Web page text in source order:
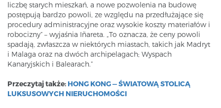
liczbę starych mieszkań, a nowe pozwolenia na budowę
postępują bardzo powoli, ze względu na przedłużające się
procedury administracyjne oraz wysokie koszty materiałów i
robocizny” – wyjaśnia Iñareta. „To oznacza, że ​​ceny powoli
spadają, zwłaszcza w niektórych miastach, takich jak Madryt
i Malaga oraz na dwóch archipelagach; Wyspach
Kanaryjskich i Balearach.”
Przeczytaj także: HONG KONG — ŚWIATOWĄ STOLICĄ
LUKSUSOWYCH NIERUCHOMOŚCI